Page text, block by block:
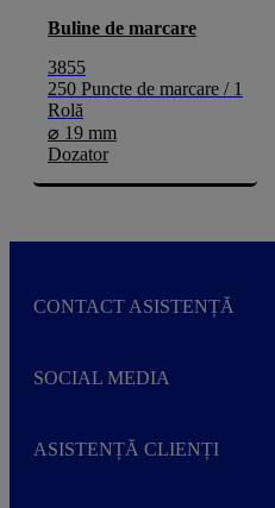
Buline de marcare
3855
250 Puncte de marcare / 1
Rolă
⌀ 19 mm
Dozator
CONTACT ASISTENȚĂ
SOCIAL MEDIA
ASISTENȚĂ CLIENȚI